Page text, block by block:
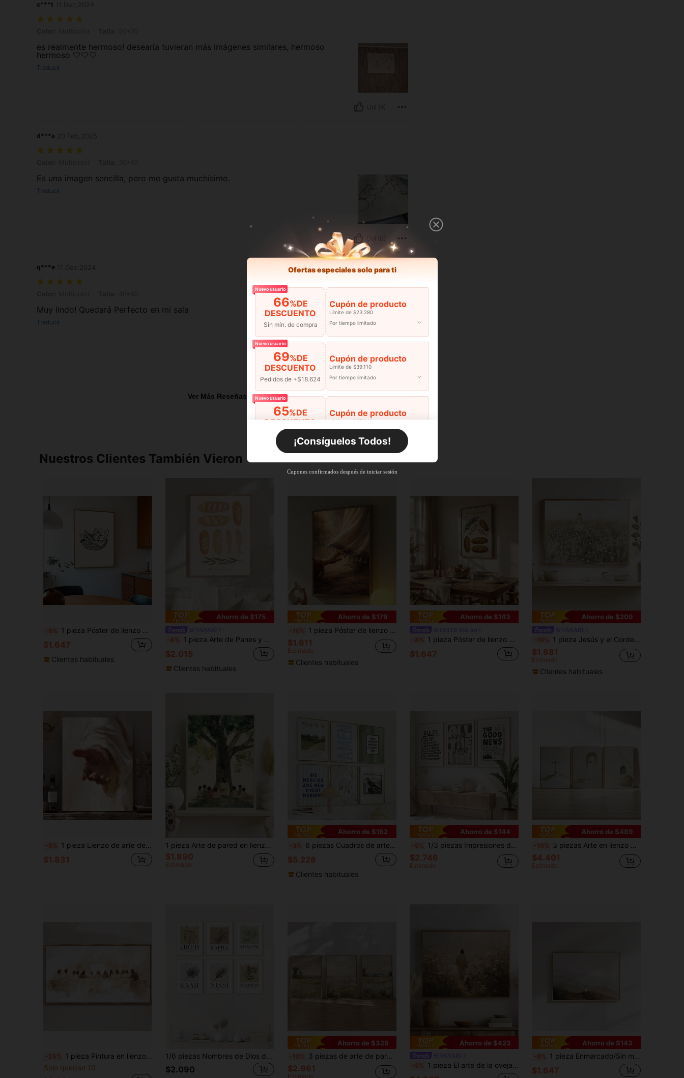
c***t
es realmente hermoso! desearía tuvieran más imágenes similares, hermoso
hermoso 🤍🤍🤍
Traducir
d***a
Es una imagen sencilla, pero me gusta muchísimo.
Traducir
q***e
Muy lindo! Quedará Perfecto en mi sala
Traducir
Útil (0)
Ver Más Reseñas
Nuestros Clientes También Vieron
-8% 1 pieza Póster de lienzo con marco/sin marco de Jesús alimentando a los 5000, 5 panes y 2 peces, arte de pared cristiano, pintura minimalista de rollo para apartamento, sala de estar, dormitorio, decoración del hogar moderna
$1.647
Clientes habituales
Ahorro de $175
-8% 1 pieza Arte de Panes y Peces, Pintura al Óleo Artística de la Última Cena, Arte Cristiano Religioso, Regalo Festivo, Adecuado para Dormitorio, Sala de Estar, Cocina, Artes de Pared, Decoración de Pared, Decoración del Hogar, Decoración de la Habitación, Arte de Pared en Lienzo, Pósteres, Arte de Pared con Marco, Marco Opcional
$2.015
Clientes habituales
Ahorro de $179
-10% 1 pieza Póster de lienzo con marco/sin marco de mujer tocando la túnica de Jesús, arte de pared moderno de fe cristiana y sanación, impresión de decoración estética, pintura religiosa adecuada para apartamento, sala de estar, dormitorio, decoración del hogar
$1.611
Estimado
Clientes habituales
Ahorro de $143
-8% 1 pieza Póster de lienzo con pintura de Jesús y los panes y los peces en estilo bohemio, enmarcado o sin enmarcar, arte de pared cristiano para la cocina, impresión vintage de religión para apartamento, sala de estar, dormitorio, decoración moderna del hogar
$1.647
Ahorro de $209
-10% 1 pieza Jesús y el Cordero, Jesús deja a los 99, Pintura religiosa cristiana, Jesús y la niña en campo floral, Adecuado para dormitorio, sala de estar, arte de pared, decoración de pared, decoración del hogar, decoración de la habitación, arte de pared en lienzo, pósteres, arte de pared con marco, marco opcional
$1.881
Estimado
Clientes habituales
-8% 1 pieza Lienzo de arte de pared Jesús Redención, Pintura de pared acuarela, Póster de fe cristiana Jesucristo, Pintura de decoración de pared, Póster, Adecuado para dormitorio, oficina, sala de estar, cafetería, bar, hogar y dormitorio - Material de lienzo (marco opcional) 2D plano
$1.831
1 pieza Arte de pared en lienzo enmarcado, Jesús moderno y niños bajo un árbol, pintura de pared cristiana minimalista, tema de fe suave, decoración de jardín de infantes católico, regalo de la Virgen María, decoración del hogar, decoración de habitación, decoración de dormitorio, decoración de sala de estar, decoración de baño, póster, regalo
$1.890
Estimado
Ahorro de $162
-3% 6 piezas Cuadros de arte cristiano con impresiones en lienzo con tema azul y verde, carteles con versículos bíblicos, decoración preparatoria para encima de la cama para sala de estar, dormitorio, apartamento, decoración de habitación universitaria, regalo para ella sin marco
$5.228
Clientes habituales
Ahorro de $144
-5% 1/3 piezas Impresiones de arte de pared cristiano minimalista, obras de arte cristianas modernas neutras, "Dios es bueno", frutos espirituales, decoración del hogar con versículo bíblico, pinturas decorativas sin marco
$2.746
Estimado
Ahorro de $489
-10% 3 piezas Arte en lienzo moderno de Jesús en dorado y beige, opción de sin marco o con marco estirado, decoración de pared cristiana neutra con cruz y Biblia, póster religioso estético para la sala de estar (múltiples opciones disponibles)
$4.401
Estimado
-25% 1 pieza Pintura en lienzo abstracto minimalista beige "La Última Cena" - Inspirada en Da Vinci, decoración de pared horizontal, adecuada para sala de estar y dormitorio, sin marco, arte del pastor, fe cristiana
Solo quedan 10
1/6 piezas Nombres de Dios de Jehová Arte de pared sin marco con versículo bíblico de hoja de línea bohemia, decoración del hogar cristiano para sala de oración, sala de estar, dormitorio, pósteres de minimalismo moderno, creyentes religiosos, entusiastas de la fe cristiana y decoración familiar, materiales de decoración del hogar
$2.090
Ahorro de $329
-10% 3 piezas de arte de pared vintage, impresiones en lienzo vintage - Arte cristiano, pósteres bíblicos y florales - Pinturas de paisaje con citas religiosas inspiradoras, enmarcadas o sin enmarcar, adecuadas para la decoración de la habitación, la decoración del hogar, la decoración de dormitorios universitarios, hoteles, hogares, salas de estar, dormitorios, baños y oficinas, regalos de decoración de pared
$2.961
Estimado
Ahorro de $423
-8% 1 pieza El arte de la oveja perdida, arte de fe, versículo bíblico, pintura al óleo de Jesús y el cordero, flores, regalo festivo, adecuado para dormitorio, sala de estar, cocina, artes de pared, decoración de pared, decoración del hogar, decoración de la habitación, arte de pared en lienzo, pósteres, arte de pared con marco, marco opcional
Ahorro de $143
-8% 1 pieza Enmarcado/Sin marco Jesús deja los 99 Póster de arte cristiano Pintura de arte abstracto Impresión en lienzo Imagen minimalista de pared para dormitorio, apartamento, dormitorio, sala de estar, decoración moderna del hogar, Parábola de la oveja perdida
$1.647
Ofertas especiales solo para ti
Nuevo usuario
66%DE
DESCUENTO
Sin mín. de compra
Cupón de producto
Límite de $23.280
Por tiempo limitado
Nuevo usuario
69%DE
DESCUENTO
Pedidos de +$18.624
Cupón de producto
Límite de $39.110
Por tiempo limitado
Nuevo usuario
65%DE
DESCUENTO
Pedidos de +$27.936
Cupón de producto
Límite de $37.248
Nuevo usuario
65%DE
DESCUENTO
Cupón de producto
Límite de $38.179
¡Consíguelos Todos!
Cupones confirmados después de iniciar sesión